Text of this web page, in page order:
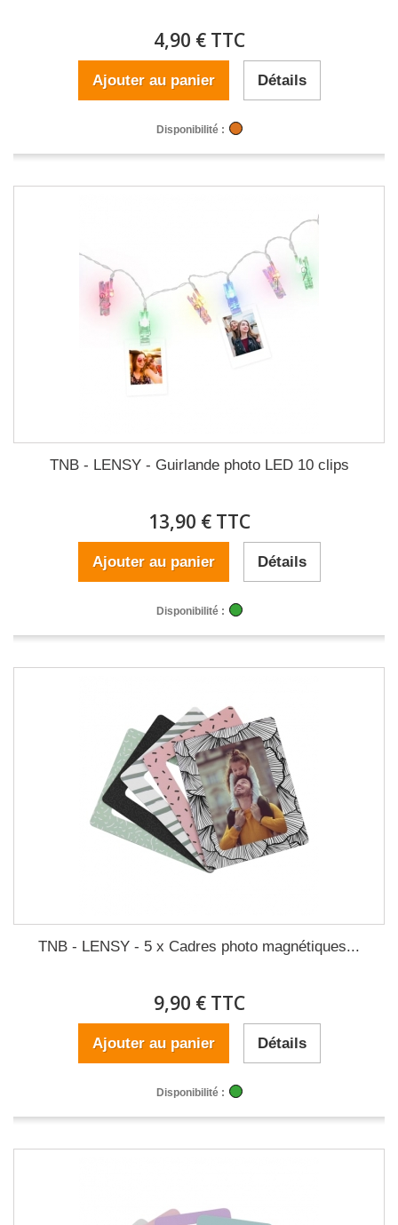
4,90 € TTC
Ajouter au panier Détails
Disponibilité :
TNB - LENSY - Guirlande photo LED 10 clips
13,90 € TTC
Ajouter au panier Détails
Disponibilité :
TNB - LENSY - 5 x Cadres photo magnétiques...
9,90 € TTC
Ajouter au panier Détails
Disponibilité :